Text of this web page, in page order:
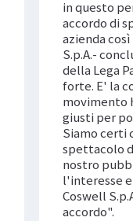
in questo
accordo di
azienda
S.p.A.-
della Lega
forte. E' la
movimento
giusti per
Siamo certi
spettacolo
nostro
l'interesse
Coswell
accordo".